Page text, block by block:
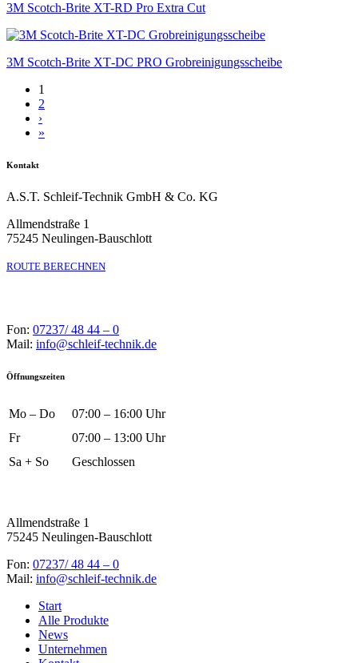
3M Scotch-Brite XT-RD Pro Extra Cut
3M Scotch-Brite XT‑DC PRO Grob­reinigungs­scheibe
1
2
›
»
Kontakt
A.S.T. Schleif-Technik GmbH & Co. KG
Allmendstraße 1
75245 Neulingen-Bauschlott
ROUTE BERECHNEN
Fon: 07237/ 48 44 – 0
Mail: info@schleif-technik.de
Öffnungszeiten
Mo – Do
07:00 – 16:00 Uhr
Fr
07:00 – 13:00 Uhr
Sa + So
Geschlossen
Allmendstraße 1
75245 Neulingen-Bauschlott
Fon: 07237/ 48 44 – 0
Mail: info@schleif-technik.de
Start
Alle Produkte
News
Unternehmen